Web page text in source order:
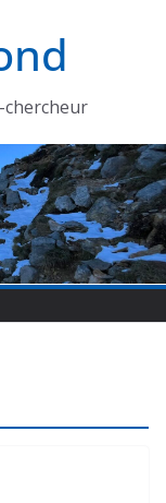
chercheur